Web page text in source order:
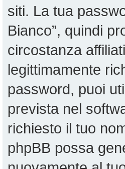
siti. La tua
Bianco”, quindi
circostanza
legittimamente
password, puoi
prevista nel
richiesto il tuo
phpBB possa